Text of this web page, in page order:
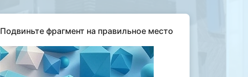
Подвиньте фрагмент на правильное место